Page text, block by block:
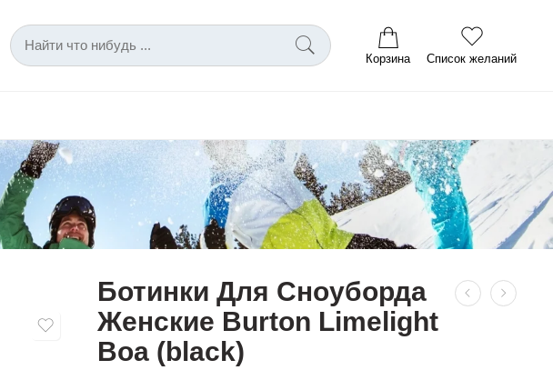
Корзина Список желаний
Ботинки Для Сноуборда
Женские Burton Limelight
Boa (black)